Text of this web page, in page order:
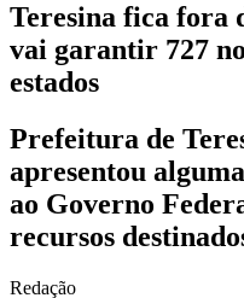
Teresina fica fora
vai garantir 727
estados
Prefeitura de
apresentou
ao Governo
recursos
Redação